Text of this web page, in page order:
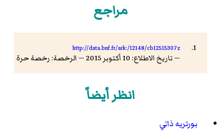
مراجع
http://data.bnf.fr/ark:/12148/cb12515307z
— تاريخ الاطلاع: 10 أكتوبر 2015 — الرخصة: رخصة حرة
انظر أيضاً
بورتريه ذاتي